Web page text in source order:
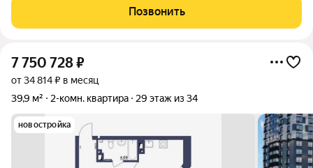
Гостиный двор, Башкирская филармония, ТСК «Красинский»,
«Свердловский», десятки
Позвонить
7 750 728₽
от 34 814 ₽ в месяц
39,9 м²
2-комн. квартира 29 этаж из 34
новостройка